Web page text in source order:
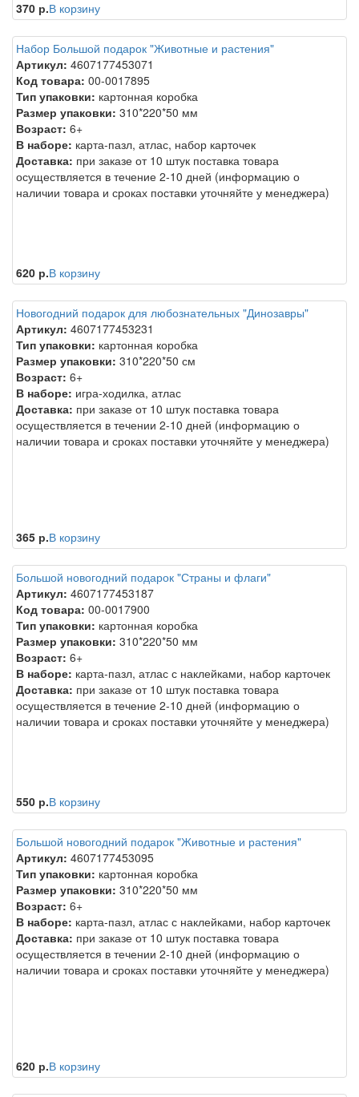
370 р.В корзину
Набор Большой подарок "Животные и растения"
Артикул: 4607177453071
Код товара: 00-0017895
Тип упаковки: картонная коробка
Размер упаковки: 310*220*50 мм
Возраст: 6+
В наборе: карта-пазл, атлас, набор карточек
Доставка: при заказе от 10 штук поставка товара
осуществляется в течение 2-10 дней (информацию о
наличии товара и сроках поставки уточняйте у менеджера)
620 р.В корзину
Новогодний подарок для любознательных "Динозавры"
Артикул: 4607177453231
Тип упаковки: картонная коробка
Размер упаковки: 310*220*50 см
Возраст: 6+
В наборе: игра-ходилка, атлас
Доставка: при заказе от 10 штук поставка товара
осуществляется в течении 2-10 дней (информацию о
наличии товара и сроках поставки уточняйте у менеджера)
365 р.В корзину
Большой новогодний подарок "Страны и флаги"
Артикул: 4607177453187
Код товара: 00-0017900
Тип упаковки: картонная коробка
Размер упаковки: 310*220*50 мм
Возраст: 6+
В наборе: карта-пазл, атлас с наклейками, набор карточек
Доставка: при заказе от 10 штук поставка товара
осуществляется в течение 2-10 дней (информацию о
наличии товара и сроках поставки уточняйте у менеджера)
550 р.В корзину
Большой новогодний подарок "Животные и растения"
Артикул: 4607177453095
Тип упаковки: картонная коробка
Размер упаковки: 310*220*50 мм
Возраст: 6+
В наборе: карта-пазл, атлас с наклейками, набор карточек
Доставка: при заказе от 10 штук поставка товара
осуществляется в течении 2-10 дней (информацию о
наличии товара и сроках поставки уточняйте у менеджера)
620 р.В корзину